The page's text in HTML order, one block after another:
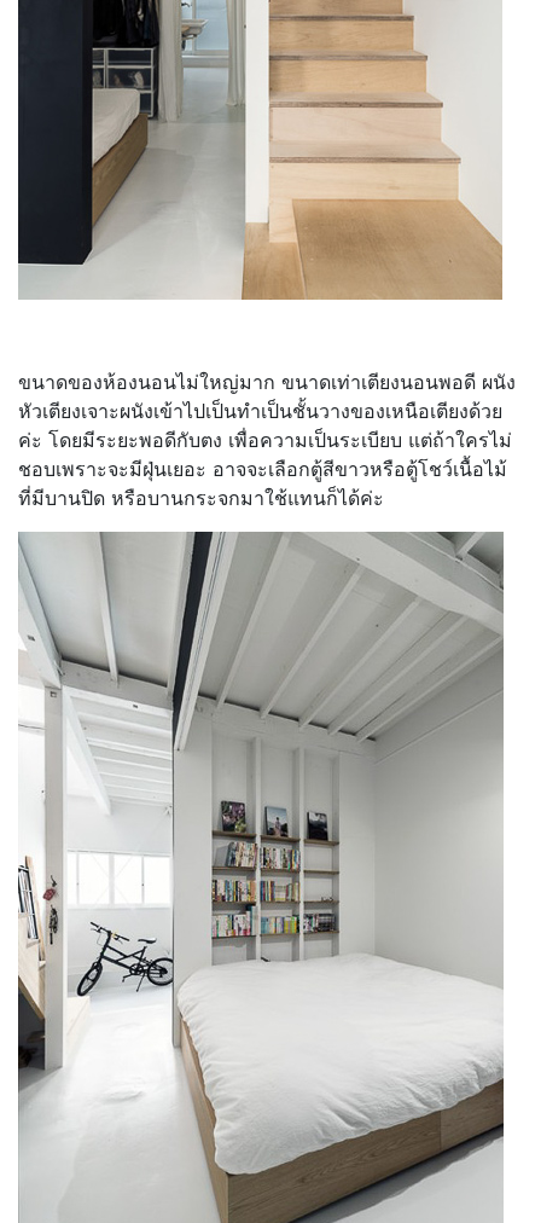
ขนาดของห้องนอนไม่ใหญ่มาก ขนาดเท่าเตียงนอนพอดี ผนัง
หัวเตียงเจาะผนังเข้าไปเป็นทำเป็นชั้นวางของเหนือเตียงด้วย
ค่ะ โดยมีระยะพอดีกับตง เพื่อความเป็นระเบียบ แต่ถ้าใครไม่
ชอบเพราะจะมีฝุ่นเยอะ อาจจะเลือกตู้สีขาวหรือตู้โชว์เนื้อไม้
ที่มีบานปิด หรือบานกระจกมาใช้แทนก็ได้ค่ะ